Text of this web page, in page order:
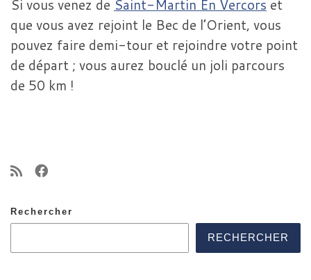
Si vous venez de Saint-Martin En Vercors et
que vous avez rejoint le Bec de l’Orient, vous
pouvez faire demi-tour et rejoindre votre point
de départ ; vous aurez bouclé un joli parcours
de 50 km !
Rechercher
RECHERCHER